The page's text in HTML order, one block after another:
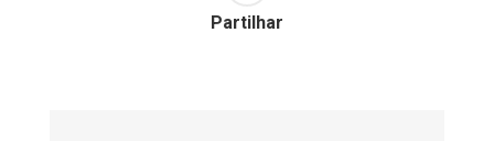
Partilhar